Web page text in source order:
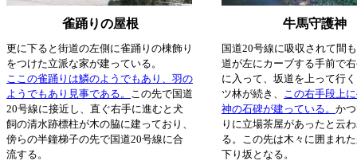
雀踊りの屋根 牛馬守護神
更に下ると街道の左側に雀踊りの棟飾り
をつけた立派な家が建っている。
ここの雀踊りは鱗のようでもあり、羽の
ようでもあり見事である。 この先で国道
20号線に接近し、直ぐ右手に進むと犬
飼の清水跡標柱が木の脇に建っており、
傍らの半鐘梯子の先で国道20号線に合
流する。
国道20号線に吸収されて間
道が左にカーブする手前で
に入って、坂道を上って行
ツ林が続き、 この右手段上
神の石碑が建っている。 か
りに立場茶屋があったと云
る。この先は木々に囲まれ
下り坂となる。